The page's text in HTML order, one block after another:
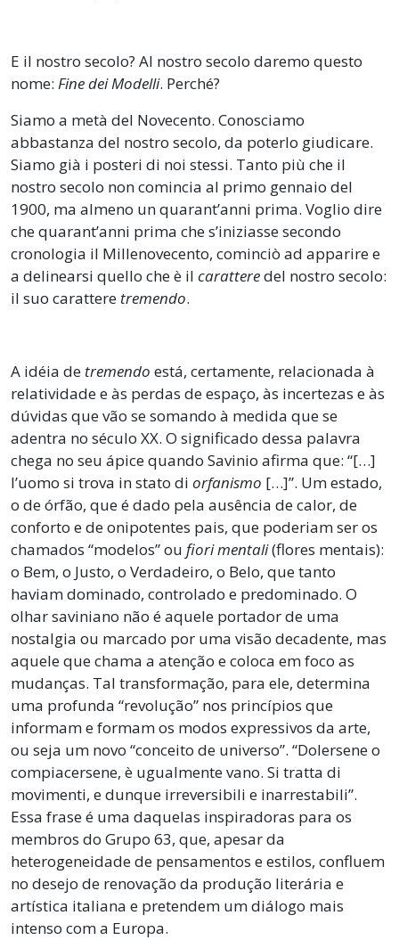
E il nostro secolo? Al nostro secolo daremo questo
nome: Fine dei Modelli. Perché?
Siamo a metà del Novecento. Conosciamo
abbastanza del nostro secolo, da poterlo giudicare.
Siamo già i posteri di noi stessi. Tanto più che il
nostro secolo non comincia al primo gennaio del
1900, ma almeno un quarant’anni prima. Voglio dire
che quarant’anni prima che s’iniziasse secondo
cronologia il Millenovecento, cominciò ad apparire e
a delinearsi quello che è il caratteredel nostro secolo:
il suo carattere tremendo.
A idéia de tremendo está, certamente, relacionada à
relatividade e às perdas de espaço, às incertezas e às
dúvidas que vão se somando à medida que se
adentra no século XX. O significado dessa palavra
chega no seu ápice quando Savinio afirma que: “[…]
l’uomo si trova in stato di orfanismo […]”. Um estado,
o de órfão, que é dado pela ausência de calor, de
conforto e de onipotentes pais, que poderiam ser os
chamados “modelos” ou fiori mentali(flores mentais):
o Bem, o Justo, o Verdadeiro, o Belo, que tanto
haviam dominado, controlado e predominado. O
olhar saviniano não é aquele portador de uma
nostalgia ou marcado por uma visão decadente, mas
aquele que chama a atenção e coloca em foco as
mudanças. Tal transformação, para ele, determina
uma profunda “revolução” nos princípios que
informam e formam os modos expressivos da arte,
ou seja um novo “conceito de universo”. “Dolersene o
compiacersene, è ugualmente vano. Si tratta di
movimenti, e dunque irreversibili e inarrestabili”.
Essa frase é uma daquelas inspiradoras para os
membros do Grupo 63, que, apesar da
heterogeneidade de pensamentos e estilos, confluem
no desejo de renovação da produção literária e
artística italiana e pretendem um diálogo mais
intenso com a Europa.